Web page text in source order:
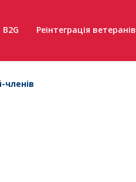
B2G Реінтеграція ветеранів
членів